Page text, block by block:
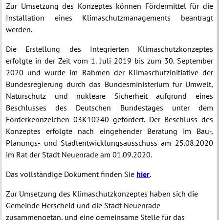
Zur Umsetzung des Konzeptes können Fördermittel für die
Installation eines Klimaschutzmanagements beantragt
werden.
Die Erstellung des Integrierten Klimaschutzkonzeptes
erfolgte in der Zeit vom 1. Juli 2019 bis zum 30. September
2020 und wurde im Rahmen der Klimaschutzinitiative der
Bundesregierung durch das Bundesministerium für Umwelt,
Naturschutz und nukleare Sicherheit aufgrund eines
Beschlusses des Deutschen Bundestages unter dem
Förderkennzeichen 03K10240 gefördert. Der Beschluss des
Konzeptes erfolgte nach eingehender Beratung im Bau-,
Planungs- und Stadtentwicklungsausschuss am 25.08.2020
im Rat der Stadt Neuenrade am 01.09.2020.
Das vollständige Dokument finden Siehier.
Zur Umsetzung des Klimaschutzkonzeptes haben sich die
Gemeinde Herscheid und die Stadt Neuenrade
zusammengetan, und eine gemeinsame Stelle für das